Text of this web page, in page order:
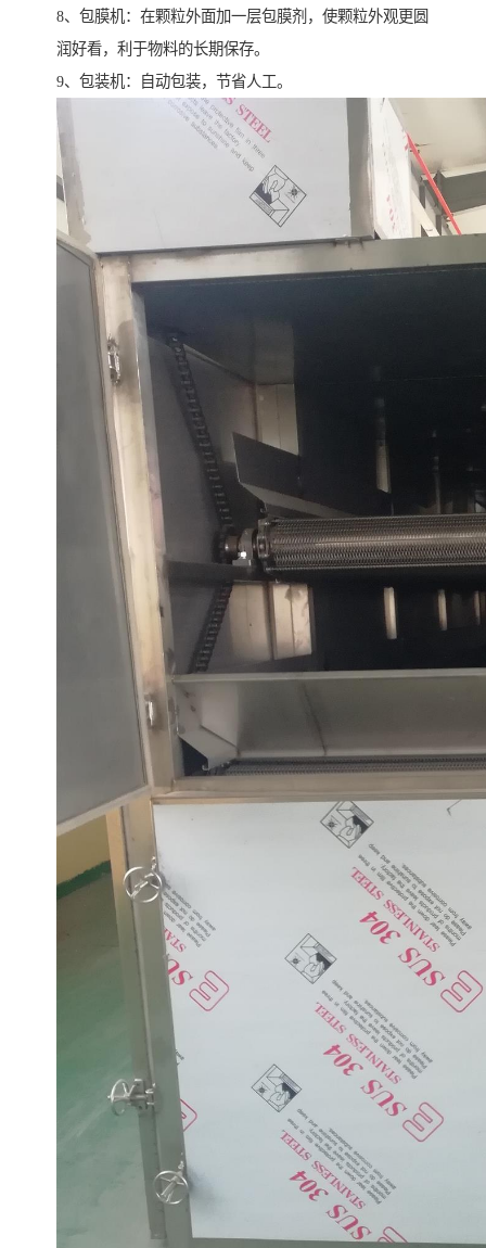
8、包膜机：在颗粒外面加一层包膜剂，使颗粒外观更圆
润好看，利于物料的长期保存。
9、包装机：自动包装，节省人工。